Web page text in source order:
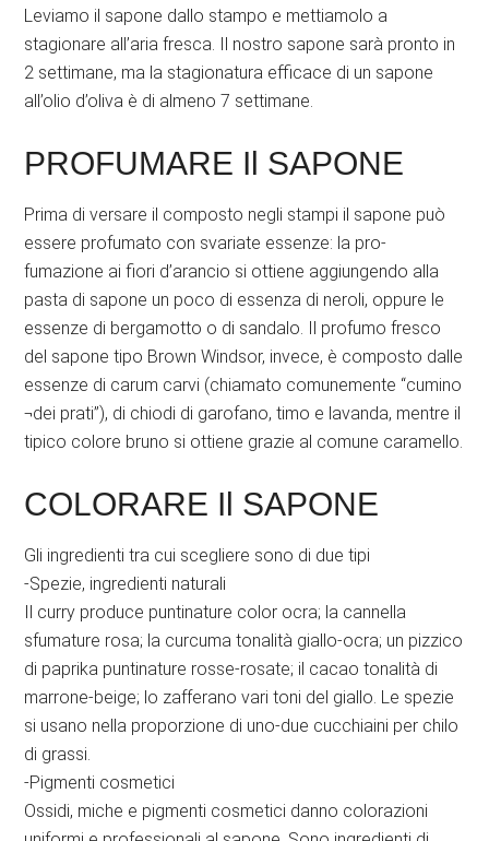
Leviamo il sapone dallo stampo e mettiamolo a
stagionare all’aria fresca. Il nostro sapone sarà pronto in
2 settimane, ma la stagionatura efficace di un sapone
all’olio d’oliva è di almeno 7 settimane.
PROFUMARE Il SAPONE
Prima di versare il composto negli stampi il sapone può
essere profumato con svariate essenze: la pro-
fumazione ai fiori d’arancio si ottiene aggiungendo alla
pasta di sapone un poco di essenza di neroli, oppure le
essenze di bergamotto o di sandalo. Il profumo fresco
del sapone tipo Brown Windsor, invece, è composto dalle
essenze di carum carvi (chiamato comunemente “cumino
¬dei prati”), di chiodi di garofano, timo e lavanda, mentre il
tipico colore bruno si ottiene grazie al comune caramello.
COLORARE Il SAPONE
Gli ingredienti tra cui scegliere sono di due tipi
-Spezie, ingredienti naturali
Il curry produce puntinature color ocra; la cannella
sfumature rosa; la curcuma tonalità giallo-ocra; un pizzico
di paprika puntinature rosse-rosate; il cacao tonalità di
marrone-beige; lo zafferano vari toni del giallo. Le spezie
si usano nella proporzione di uno-due cucchiaini per chilo
di grassi.
-Pigmenti cosmetici
Ossidi, miche e pigmenti cosmetici danno colorazioni